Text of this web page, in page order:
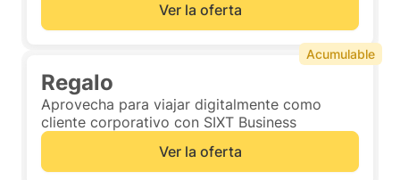
Ver la oferta
Regalo
Aprovecha para viajar digitalmente como
cliente corporativo con SIXT Business
Ver la oferta
Acumulable